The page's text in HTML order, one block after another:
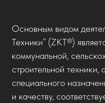
Основным видом
Техники” (ZKT®)
коммунальной,
строительной
специального
и качеству,